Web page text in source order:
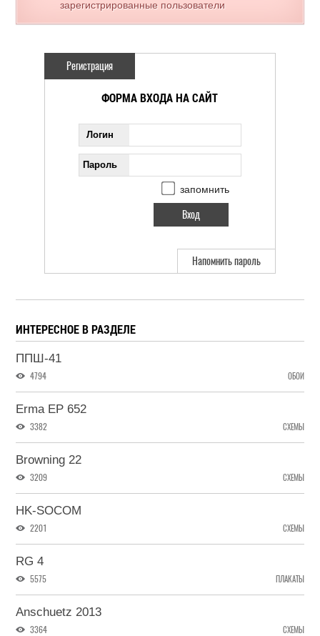
зарегистрированные пользователи
Регистрация
ФОРМА ВХОДА НА САЙТ
Логин
Пароль
запомнить
Напомнить пароль
ИНТЕРЕСНОЕ В РАЗДЕЛЕ
ППШ-41
4794 ОБОИ
Erma EP 652
3382 СХЕМЫ
Browning 22
3209 СХЕМЫ
HK-SOCOM
2201 СХЕМЫ
RG 4
5575 ПЛАКАТЫ
Anschuetz 2013
3364 СХЕМЫ